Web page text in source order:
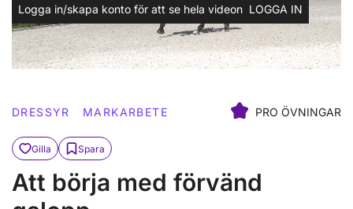
Logga in/skapa konto för att se hela videon LOGGA IN
DRESSYR MARKARBETE PRO ÖVNINGAR
Gilla Spara
Att börja med förvänd